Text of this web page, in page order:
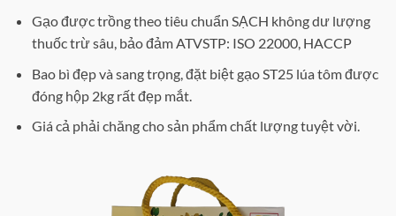
Gạo được trồng theo tiêu chuẩn SẠCH không dư lượng
thuốc trừ sâu, bảo đảm ATVSTP: ISO 22000, HACCP
Bao bì đẹp và sang trọng, đặt biệt gạo ST25 lúa tôm được
đóng hộp 2kg rất đẹp mắt.
Giá cả phải chăng cho sản phẩm chất lượng tuyệt vời.